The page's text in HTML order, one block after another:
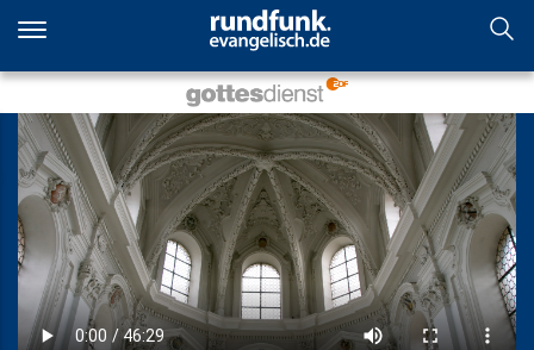
zum
Inhalt
Himmelstöne und
Herzensworte